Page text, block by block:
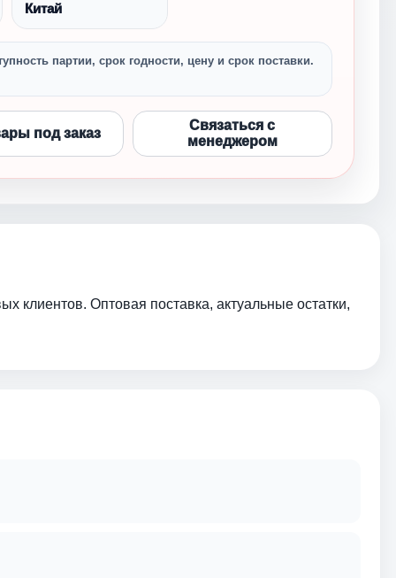
Китай
партии, срок годности, цену и срок поставки.
под заказ
Связаться с
менеджером
клиентов. Оптовая поставка, актуальные остатки,